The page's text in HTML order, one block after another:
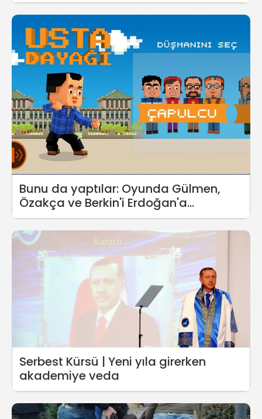
Bunu da yaptılar: Oyunda Gülmen,
Özakça ve Berkin'i Erdoğan'a
dövdürdüler!
Serbest Kürsü | Yeni yıla girerken
akademiye veda